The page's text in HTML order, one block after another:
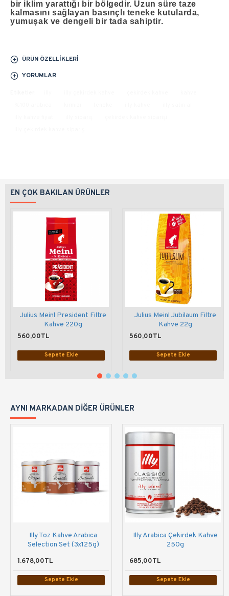
bir iklim yarattığı bir bölgedir. Uzun süre taze
kalmasını sağlayan basınçlı teneke kutularda,
yumuşak ve dengeli bir tada sahiptir.
ÜRÜN ÖZELLIKLERI
YORUMLAR
EN ÇOK BAKILAN ÜRÜNLER
Julius Meinl President Filtre
Kahve 220g
560,00TL
Sepete Ekle
Julius Meinl Jubilaum Filtre
Kahve 22g
560,00TL
Sepete Ekle
AYNI MARKADAN DIĞER ÜRÜNLER
Illy Toz Kahve Arabica
Selection Set (3x125g)
1.678,00TL
Sepete Ekle
Illy Arabica Çekirdek Kahve
250g
685,00TL
Sepete Ekle